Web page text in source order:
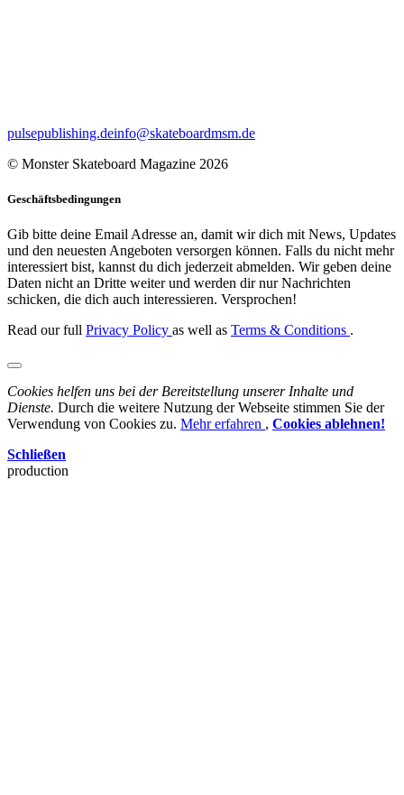
pulsepublishing.deinfo@skateboardmsm.de
© Monster Skateboard Magazine 2026
Geschäftsbedingungen
Gib bitte deine Email Adresse an, damit wir dich mit News, Updates
und den neuesten Angeboten versorgen können. Falls du nicht mehr
interessiert bist, kannst du dich jederzeit abmelden. Wir geben deine
Daten nicht an Dritte weiter und werden dir nur Nachrichten
schicken, die dich auch interessieren. Versprochen!
Read our full Privacy Policy as well as Terms & Conditions .
Cookies helfen uns bei der Bereitstellung unserer Inhalte und
Dienste. Durch die weitere Nutzung der Webseite stimmen Sie der
Verwendung von Cookies zu. Mehr erfahren , Cookies ablehnen!
Schließen
production